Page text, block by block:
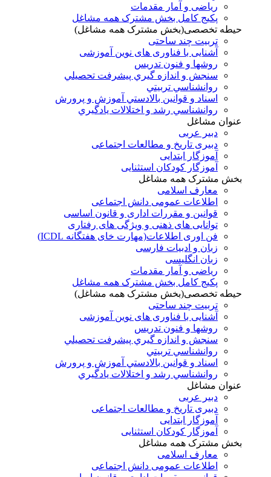
ریاضی و آمار مقدمات
پکیج کامل بخش مشترک همه مشاغل
حیطه تخصصی(بخش مشترک همه مشاغل)
تربیت چند ساحتی
آشنایی با فناوری های نوین آموزشی
روشها و فنون تدريس
سنجش و اندازه گيري پيشرفت تحصيلي
روانشناسي تربيتي
اسناد و قوانين بالادستي آموزش و پرورش
روانشناسي رشد و اختلالات يادگيري
عنوان مشاغل
دبير عربی
دبیری تاریخ و مطالعات اجتماعی
آموزگار ابتدایی
آموزگار کودکان استثنایی
بخش مشترک همه مشاغل
معارف اسلامی
اطلاعات عمومی دانش اجتماعی
قوانین و مقررات اداری و قانون اساسی
توانایی های ذهنی و ویژگی های رفتاری
فن اوری اطلاعات(مهارت خای هفتگانه ICDL)
زبان و ادبیات فارسی
زبان انگلیسی
ریاضی و آمار مقدمات
پکیج کامل بخش مشترک همه مشاغل
حیطه تخصصی(بخش مشترک همه مشاغل)
تربیت چند ساحتی
آشنایی با فناوری های نوین آموزشی
روشها و فنون تدريس
سنجش و اندازه گيري پيشرفت تحصيلي
روانشناسي تربيتي
اسناد و قوانين بالادستي آموزش و پرورش
روانشناسي رشد و اختلالات يادگيري
عنوان مشاغل
دبير عربی
دبیری تاریخ و مطالعات اجتماعی
آموزگار ابتدایی
آموزگار کودکان استثنایی
بخش مشترک همه مشاغل
معارف اسلامی
اطلاعات عمومی دانش اجتماعی